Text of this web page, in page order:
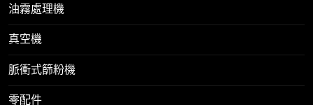
油霧處理機
真空機
脈衝式篩粉機
零配件